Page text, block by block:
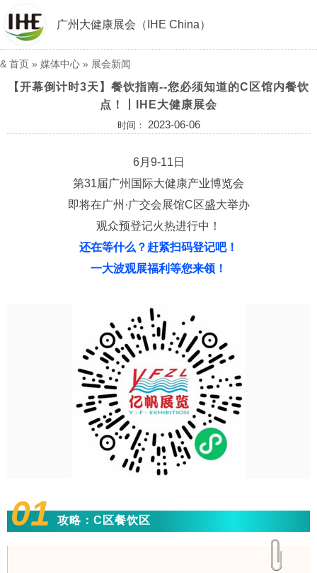
广州大健康展会（IHE China）
& 首页 » 媒体中心 » 展会新闻
【开幕倒计时3天】餐饮指南--您必须知道的C区馆内餐饮
点！丨IHE大健康展会
时间： 2023-06-06
6月9-11日
第31届广州国际大健康产业博览会
即将在广州·广交会展馆C区盛大举办
观众预登记火热进行中！
还在等什么？赶紧扫码登记吧！
一大波观展福利等您来领！
01 攻略：C区餐饮区